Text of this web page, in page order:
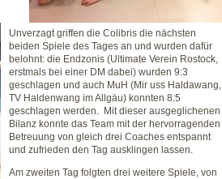
Unverzagt griffen die Colibris die nächsten
beiden Spiele des Tages an und wurden dafür
belohnt: die Endzonis (Ultimate Verein Rostock,
erstmals bei einer DM dabei) wurden 9:3
geschlagen und auch MuH (Mir uss Haldawang,
TV Haldenwang im Allgäu) konnten 8:5
geschlagen werden. Mit dieser ausgeglichenen
Bilanz konnte das Team mit der hervorragenden
Betreuung von gleich drei Coaches entspannt
und zufrieden den Tag ausklingen lassen.
Am zweiten Tag folgten drei weitere Spiele, von